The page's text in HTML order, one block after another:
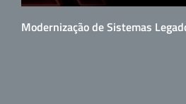
Modernização de Sistemas